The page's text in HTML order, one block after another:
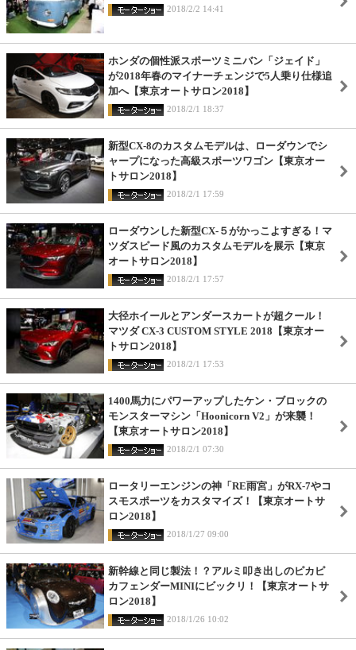
2018/2/2 14:41
ホンダの個性派スポーツミニバン「ジェイド」
が2018年春のマイナーチェンジで5人乗り仕様追
加へ【東京オートサロン2018】
2018/2/1 18:37
新型CX-8のカスタムモデルは、ローダウンでシ
ャープになった高級スポーツワゴン【東京オー
トサロン2018】
2018/2/1 17:59
ローダウンした新型CX-５がかっこよすぎる！マ
ツダスピード風のカスタムモデルを展示【東京
オートサロン2018】
2018/2/1 17:57
大径ホイールとアンダースカートが超クール！
マツダ CX-3 CUSTOM STYLE 2018【東京オー
トサロン2018】
2018/2/1 17:53
1400馬力にパワーアップしたケン・ブロックの
モンスターマシン「Hoonicorn V2」が来襲！
【東京オートサロン2018】
2018/2/1 07:30
ロータリーエンジンの神「RE雨宮」がRX-7やコ
スモスポーツをカスタマイズ！【東京オートサ
ロン2018】
2018/1/27 09:00
新幹線と同じ製法！？アルミ叩き出しのピカピ
カフェンダーMINIにビックリ！【東京オートサ
ロン2018】
2018/1/26 10:02